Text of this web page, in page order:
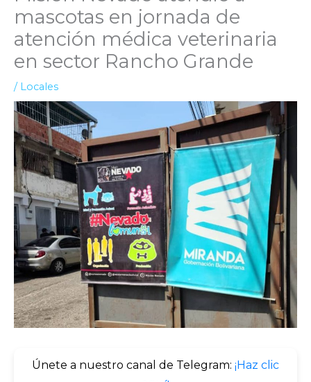
mascotas en jornada de
atención médica veterinaria
en sector Rancho Grande
/ Locales
Únete a nuestro canal de Telegram: ¡Haz clic